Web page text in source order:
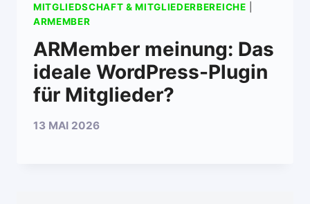
MITGLIEDSCHAFT & MITGLIEDERBEREICHE
ARMEMBER
ARMember meinung: Das
ideale WordPress-Plugin
für Mitglieder?
13 MAI 2026